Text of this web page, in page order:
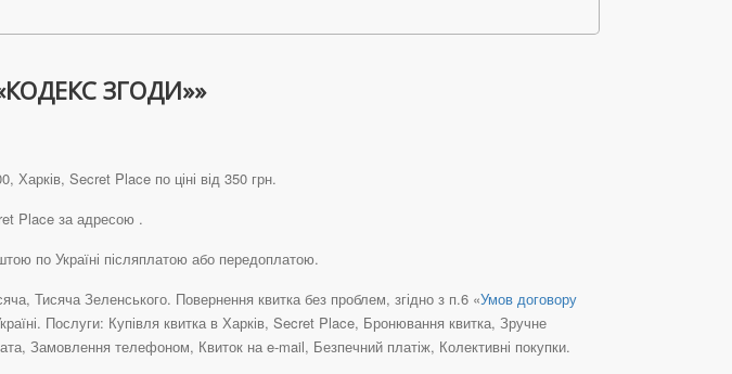
ЗГОДИ»»
Харків, Secret Place по ціні від 350 грн.
Place за адресою .
по Україні післяплатою або передоплатою.
Тисяча Зеленського. Повернення квитка без проблем, згідно з п.6 «Умов договору
Послуги: Купівля квитка в Харків, Secret Place, Бронювання квитка, Зручне
Замовлення телефоном, Квиток на e-mail, Безпечний платіж, Колективні покупки.